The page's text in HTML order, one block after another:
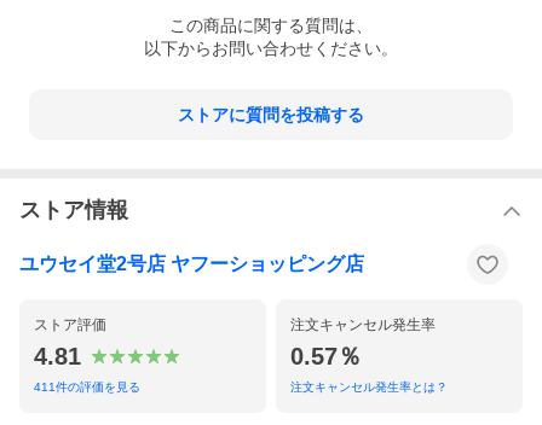
この商品に関する質問は、
以下からお問い合わせください。
ストアに質問を投稿する
ストア情報
ユウセイ堂2号店 ヤフーショッピング店
ストア評価
4.81
411件の評価を見る
注文キャンセル発生率
0.57％
注文キャンセル発生率とは？